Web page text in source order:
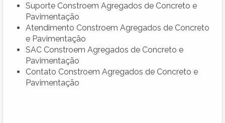
Suporte Constroem Agregados de Concreto e
Pavimentação
Atendimento Constroem Agregados de Concreto
e Pavimentação
SAC Constroem Agregados de Concreto e
Pavimentação
Contato Constroem Agregados de Concreto e
Pavimentação